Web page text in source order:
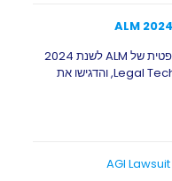
פרסי החדשנות והטכנולוגיה המשפטית של ALM לשנת 2024
חגגו את המחדשים המובילים בתחום ה-Legal Tech, והדגישו את
AGI Lawsuit